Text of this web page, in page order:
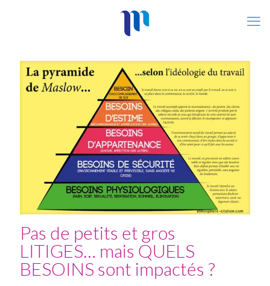
Pas de petits et gros
LITIGES… mais QUELS
BESOINS sont impactés ?